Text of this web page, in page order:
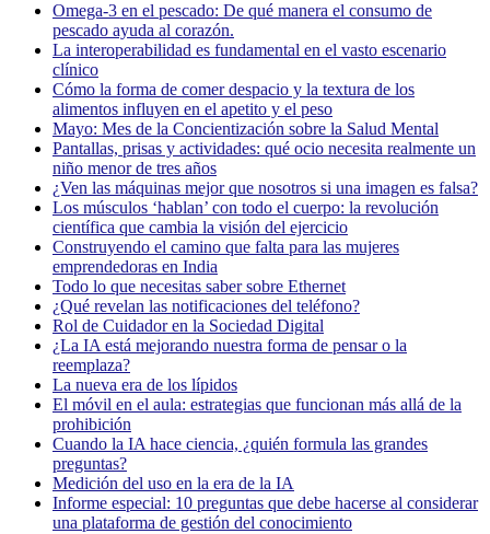
Omega-3 en el pescado: De qué manera el consumo de
pescado ayuda al corazón.
La interoperabilidad es fundamental en el vasto escenario
clínico
Cómo la forma de comer despacio y la textura de los
alimentos influyen en el apetito y el peso
Mayo: Mes de la Concientización sobre la Salud Mental
Pantallas, prisas y actividades: qué ocio necesita realmente un
niño menor de tres años
¿Ven las máquinas mejor que nosotros si una imagen es falsa?
Los músculos ‘hablan’ con todo el cuerpo: la revolución
científica que cambia la visión del ejercicio
Construyendo el camino que falta para las mujeres
emprendedoras en India
Todo lo que necesitas saber sobre Ethernet
¿Qué revelan las notificaciones del teléfono?
Rol de Cuidador en la Sociedad Digital
¿La IA está mejorando nuestra forma de pensar o la
reemplaza?
La nueva era de los lípidos
El móvil en el aula: estrategias que funcionan más allá de la
prohibición
Cuando la IA hace ciencia, ¿quién formula las grandes
preguntas?
Medición del uso en la era de la IA
Informe especial: 10 preguntas que debe hacerse al considerar
una plataforma de gestión del conocimiento